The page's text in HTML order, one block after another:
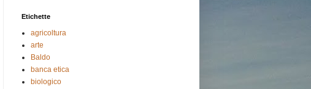
Etichette
agricoltura
arte
Baldo
banca etica
biologico